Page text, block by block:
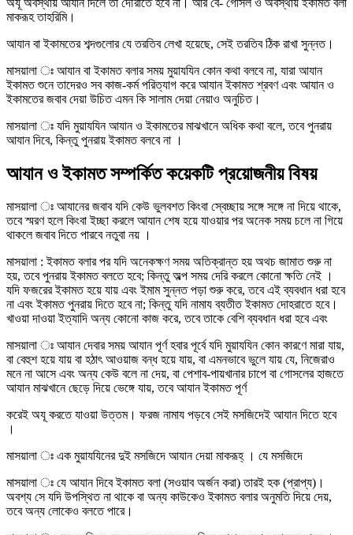
মাকরূহ তাহরিমি।
আযান বা ইকামতের শব্দগুলোর যে তরতিব লেখা হয়েছে, সেই তরতিব ঠিক রাখা সুন্নত।
মাসয়ালা ঃ আযান বা ইকামত বলার সময় মুয়াযযিন কোন কথা বলবে না, যারা আযান
ইকামত শুনে তাদেরও সব কাজ-কর্ম পরিত্যাগ করে আযান ইকামত শ্রবণ এবং আযান ও
ইকামতের জবাব দেয়া উচিত এমন কি সালাম দেয়া নেয়াও অনুচিত।
মাসয়ালা ঃ যদি মুয়াযযিন আযান ও ইকামতের মাঝখানে অধিক কথা বলে, তবে পুনরায়
আযান দিবে, কিন্তু পুনরায় ইকামত বলবে না ।
আযান ও ইকামত সম্পর্কিত কয়েকটি প্রয়োজনীয় বিষয়
মাসয়ালা ঃ আযানের জবাব যদি কেউ ভুলবশত কিংবা স্বেচ্ছায় সঙ্গে সঙ্গে না দিয়ে থাকে,
তবে স্মরণ হলে কিংবা ইচ্ছা করলে আযান শেষ হয়ে যাওয়ার পর অনেক সময় চলে না গিয়ে
থাকলে জবাব দিতে পারবে নতুবা নয় ।
মাসয়ালা : ইকামত বলার পর যদি অনেকক্ষণ সময় অতিক্রান্ত হয় অথচ জামাত শুরু না
হয়, তবে পুনরায় ইকামত বলতে হবে; কিন্তু অল্প সময় দেরি করলে কোনো ক্ষতি নেই ।
যদি ফজরের ইকামত হয়ে যায় এবং ইমাম সুন্নত পড়া শুরু করে, তবে এই ব্যবধান ধরা হবে
না এবং ইকামত পুনরায় দিতে হবে না; কিন্তু যদি নামায ব্যতীত ইকামত দোহরাতে হবে।
খাওয়া দাওয়া ইত্যাদি অন্য কোনো কাজ করে, তবে তাকে বেশি ব্যবধান ধরা হবে এবং
মাসয়ালা ঃ আযান দেবার সময় আযান পূর্ণ হবার পূর্বে যদি মুয়াযযিন কোন কারণে মারা যায়,
বা বেহুশ হয়ে যায় বা হঠাৎ আওয়াজ বন্ধ হয়ে যায়, বা এমনভাবে ভুলে যায় যে, নিজেরাও
মনে না আসে এবং অন্য কেউ বলে না দেয়, বা পেশাব-পায়খানার চাপে বা গোসলের হাজতে
আযান মাঝখানে ছেড়ে দিয়ে ভেঙ্গে যায়, তবে আযান ইকামত পূৰ্ণ
করেই অযূ করতে যাওয়া উত্তম। ফরজ নামায পড়বে সেই মসজিদেই আযান দিতে হবে
।
মাসয়ালা ঃ এক মুয়াযযিনের দুই মসজিদে আযান দেয়া মাকরূহ্ । যে মসজিদে
মাসয়ালা ঃ যে আযান দিবে ইকামত বলা (সওয়াব অর্জন করা) তারই হক (প্রাপ্য)।
অবশ্য সে যদি উপস্থিত না থাকে বা অন্য কাউকেও ইকামত বলার অনুমতি দিয়ে দেয়,
তবে অন্য লোকেও বলতে পারে।